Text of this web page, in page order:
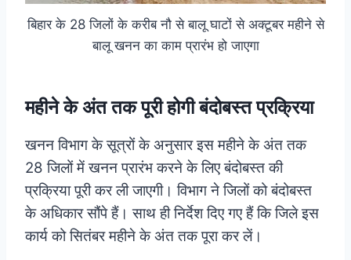
बिहार के 28 जिलों के करीब नौ से बालू घाटों से अक्टूबर महीने से
बालू खनन का काम प्रारंभ हो जाएगा
महीने के अंत तक पूरी होगी बंदोबस्त प्रक्रिया
खनन विभाग के सूत्रों के अनुसार इस महीने के अंत तक
28 जिलों में खनन प्रारंभ करने के लिए बंदोबस्त की
प्रक्रिया पूरी कर ली जाएगी। विभाग ने जिलों को बंदोबस्त
के अधिकार सौंपे हैं। साथ ही निर्देश दिए गए हैं कि जिले इस
कार्य को सितंबर महीने के अंत तक पूरा कर लें।